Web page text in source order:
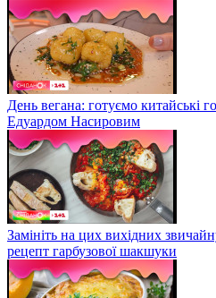
День вегана: готуємо китайські
Едуардом Насировим
Замініть на цих вихідних
рецепт гарбузової шакшуки